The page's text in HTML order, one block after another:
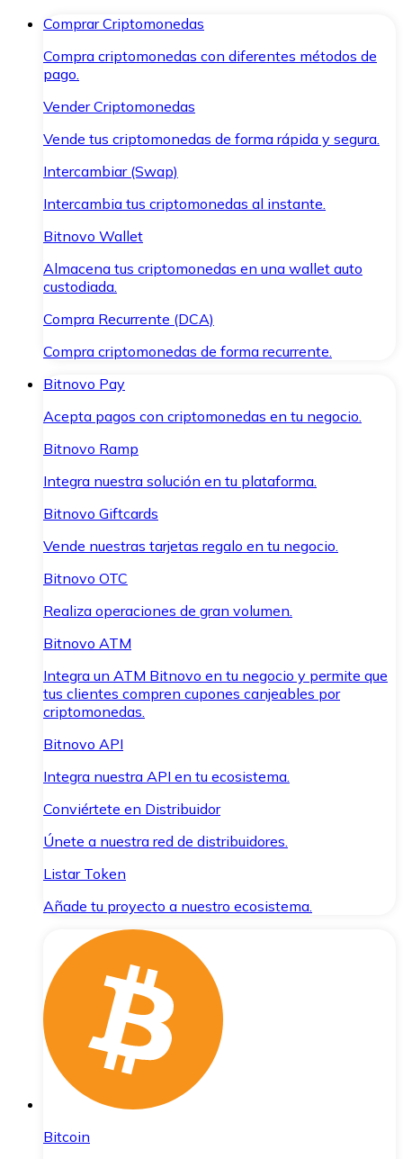
Comprar Criptomonedas
Compra criptomonedas con diferentes métodos de
pago.
Vender Criptomonedas
Vende tus criptomonedas de forma rápida y segura.
Intercambiar (Swap)
Intercambia tus criptomonedas al instante.
Bitnovo Wallet
Almacena tus criptomonedas en una wallet auto
custodiada.
Compra Recurrente (DCA)
Compra criptomonedas de forma recurrente.
Bitnovo Pay
Acepta pagos con criptomonedas en tu negocio.
Bitnovo Ramp
Integra nuestra solución en tu plataforma.
Bitnovo Giftcards
Vende nuestras tarjetas regalo en tu negocio.
Bitnovo OTC
Realiza operaciones de gran volumen.
Bitnovo ATM
Integra un ATM Bitnovo en tu negocio y permite que
tus clientes compren cupones canjeables por
criptomonedas.
Bitnovo API
Integra nuestra API en tu ecosistema.
Conviértete en Distribuidor
Únete a nuestra red de distribuidores.
Listar Token
Añade tu proyecto a nuestro ecosistema.
Bitcoin